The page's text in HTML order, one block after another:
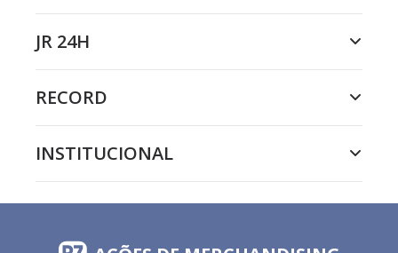
JR 24H
RECORD
INSTITUCIONAL